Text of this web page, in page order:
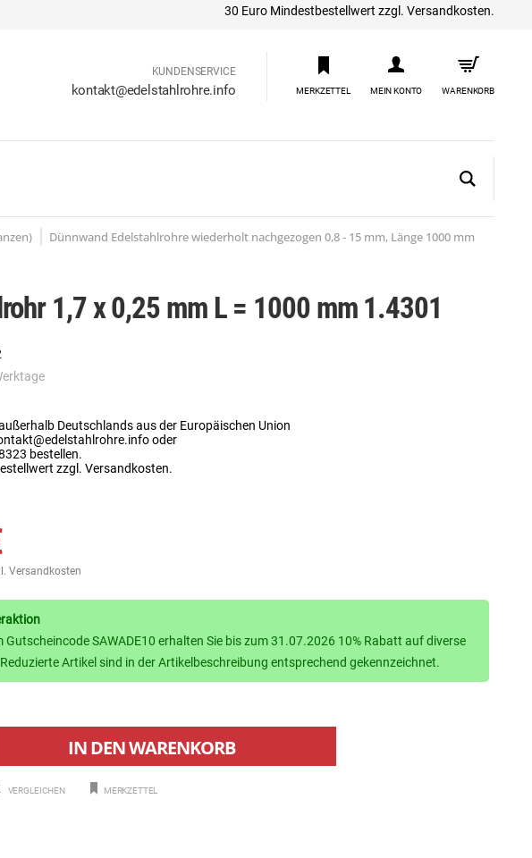
30 Euro Mindestbestellwert zzgl. Versandkosten.
KUNDENSERVICE
kontakt@edelstahlrohre.info MERKZETTEL MEIN KONTO WARENKORB
Dünnwand Edelstahlrohre wiederholt nachgezogen 0,8 - 15 mm, Länge 1000 mm
1,7 x 0,25 mm L = 1000 mm 1.4301
Deutschlands aus der Europäischen Union
oder
bestellen.
zzgl. Versandkosten.
Versandkosten
Gutscheincode SAWADE10 erhalten Sie bis zum 31.07.2026 10% Rabatt auf diverse
Artikel sind in der Artikelbeschreibung entsprechend gekennzeichnet.
IN DENWARENKORB
VERGLEICHEN MERKZETTEL